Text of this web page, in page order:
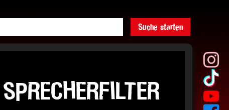
Suche starten
SPRECHERFILTER